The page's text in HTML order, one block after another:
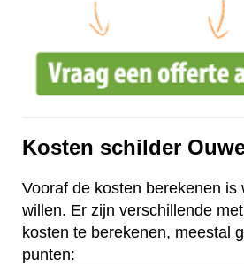
Kosten schilder
Vooraf de kosten berekenen is
willen. Er zijn verschillende
kosten te berekenen, meestal
punten: